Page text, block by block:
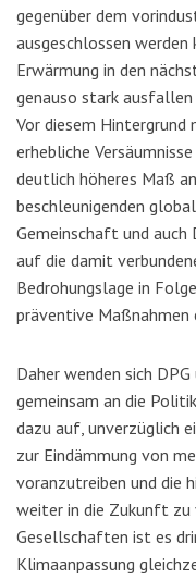
gegenüber dem
ausgeschlossen
Erwärmung in den
genauso stark ausfallen
Vor diesem Hintergrund
erhebliche
deutlich höheres Maß
beschleunigenden
Gemeinschaft und auch
auf die damit
Bedrohungslage in
präventive
Daher wenden sich
gemeinsam an die
dazu auf, unverzüglich
zur Eindämmung von
voranzutreiben und die
weiter in die Zukunft zu
Gesellschaften ist es
Klimaanpassung